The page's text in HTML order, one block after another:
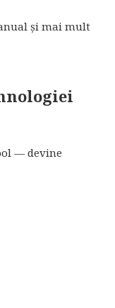
și mai mult
— devine